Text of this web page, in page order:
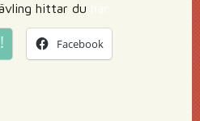
hittar du
Facebook